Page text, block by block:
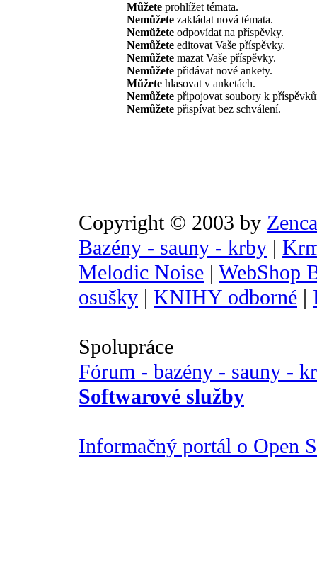
Můžete prohlížet témata.
Nemůžete zakládat nová témata.
Nemůžete odpovídat na příspěvky.
Nemůžete editovat Vaše příspěvky.
Nemůžete mazat Vaše příspěvky.
Nemůžete přidávat nové ankety.
Můžete hlasovat v anketách.
Nemůžete připojovat soubory k
Nemůžete přispívat bez schválení.
Copyright © 2003 by
Bazény - sauny - krby |
Melodic Noise | WebShop
osušky | KNIHY odborné |
Spolupráce
Fórum - bazény - sauny -
Softwarové služby
Informačný portál o Open